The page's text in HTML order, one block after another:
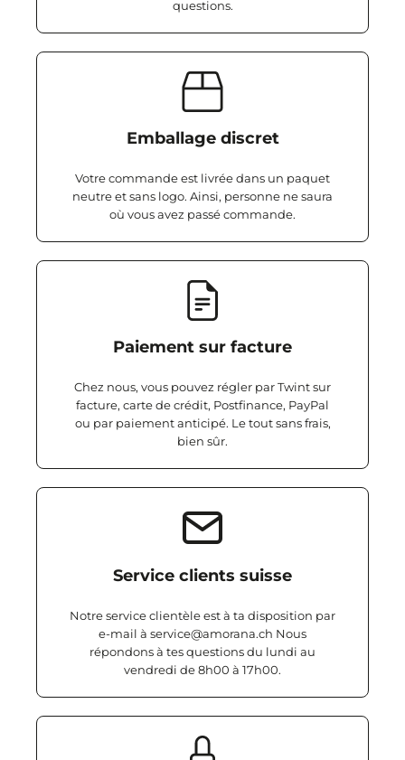
questions.
Emballage discret
Votre commande est livrée dans un paquet
neutre et sans logo. Ainsi, personne ne saura
où vous avez passé commande.
Paiement sur facture
Chez nous, vous pouvez régler par Twint sur
facture, carte de crédit, Postfinance, PayPal
ou par paiement anticipé. Le tout sans frais,
bien sûr.
Service clients suisse
Notre service clientèle est à ta disposition par
e-mail à service@amorana.ch Nous
répondons à tes questions du lundi au
vendredi de 8h00 à 17h00.